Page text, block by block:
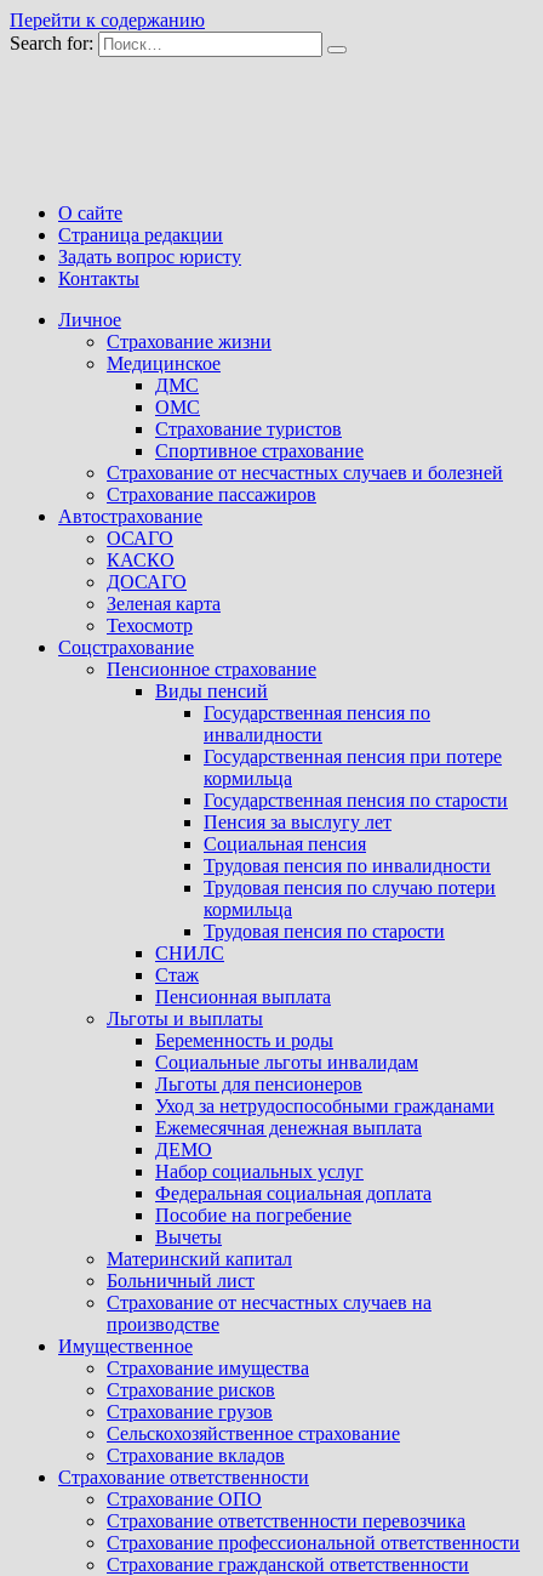
Перейти к содержанию
Search for:
О сайте
Страница редакции
Задать вопрос юристу
Контакты
Личное
Страхование жизни
Медицинское
ДМС
ОМС
Страхование туристов
Спортивное страхование
Страхование от несчастных случаев и болезней
Страхование пассажиров
Автострахование
ОСАГО
КАСКО
ДОСАГО
Зеленая карта
Техосмотр
Соцстрахование
Пенсионное страхование
Виды пенсий
Государственная пенсия по
инвалидности
Государственная пенсия при потере
кормильца
Государственная пенсия по старости
Пенсия за выслугу лет
Социальная пенсия
Трудовая пенсия по инвалидности
Трудовая пенсия по случаю потери
кормильца
Трудовая пенсия по старости
СНИЛС
Стаж
Пенсионная выплата
Льготы и выплаты
Беременность и роды
Социальные льготы инвалидам
Льготы для пенсионеров
Уход за нетрудоспособными гражданами
Ежемесячная денежная выплата
ДЕМО
Набор социальных услуг
Федеральная социальная доплата
Пособие на погребение
Вычеты
Материнский капитал
Больничный лист
Страхование от несчастных случаев на
производстве
Имущественное
Страхование имущества
Страхование рисков
Страхование грузов
Сельскохозяйственное страхование
Страхование вкладов
Страхование ответственности
Страхование ОПО
Страхование ответственности перевозчика
Страхование профессиональной ответственности
Страхование гражданской ответственности